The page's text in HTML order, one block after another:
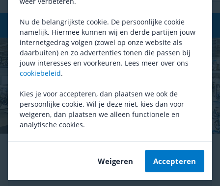
De grootste fietsenwinkelvan Nederland
Nu de belangrijkste cookie. De persoonlijke cookie
namelijk. Hiermee kunnen wij en derde partijen jouw
internetgedrag volgen (zowel op onze website als
daarbuiten) en zo advertenties tonen die passen bij
jouw interesses en voorkeuren. Lees meer over ons
cookiebeleid.
Kies je voor accepteren, dan plaatsen we ook de
persoonlijke cookie. Wil je deze niet, kies dan voor
weigeren, dan plaatsen we alleen functionele en
analytische cookies.
Weigeren Accepteren